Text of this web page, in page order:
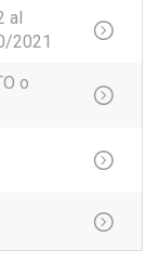
al
2021
o